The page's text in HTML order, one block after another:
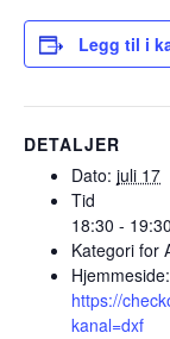
Legg til i
DETALJER
Dato: juli 17
Tid
18:30 - 19:30
Kategori for
Hjemmeside:
https://
kanal=dxf